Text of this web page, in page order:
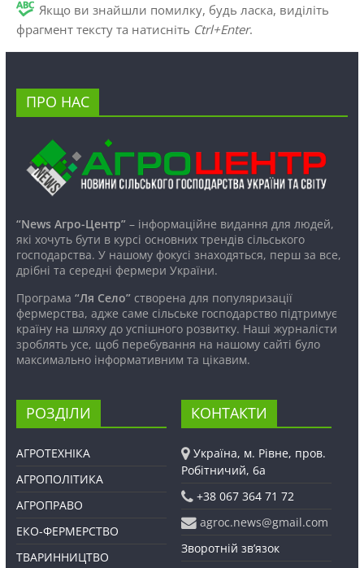
Якщо ви знайшли помилку, будь ласка, виділіть
фрагмент тексту та натисніть Ctrl+Enter.
ПРО НАС
“News Агро-Центр”– інформаційне видання для людей,
які хочуть бути в курсі основних трендів сільського
господарства. У нашому фокусі знаходяться, перш за все,
дрібні та середні фермери України.
Програма “Ля Село”створена для популяризації
фермерства, адже саме сільське господарство підтримує
країну на шляху до успішного розвитку. Наші журналісти
зроблять усе, щоб перебування на нашому сайті було
максимально інформативним та цікавим.
РОЗДІЛИ
АГРОТЕХНІКА
АГРОПОЛІТИКА
АГРОПРАВО
ЕКО-ФЕРМЕРСТВО
ТВАРИННИЦТВО
КОНТАКТИ
Україна, м. Рівне, пров.
Робітничий, 6а
+38 067 364 71 72
agroc.news@gmail.com
Зворотній зв’язок